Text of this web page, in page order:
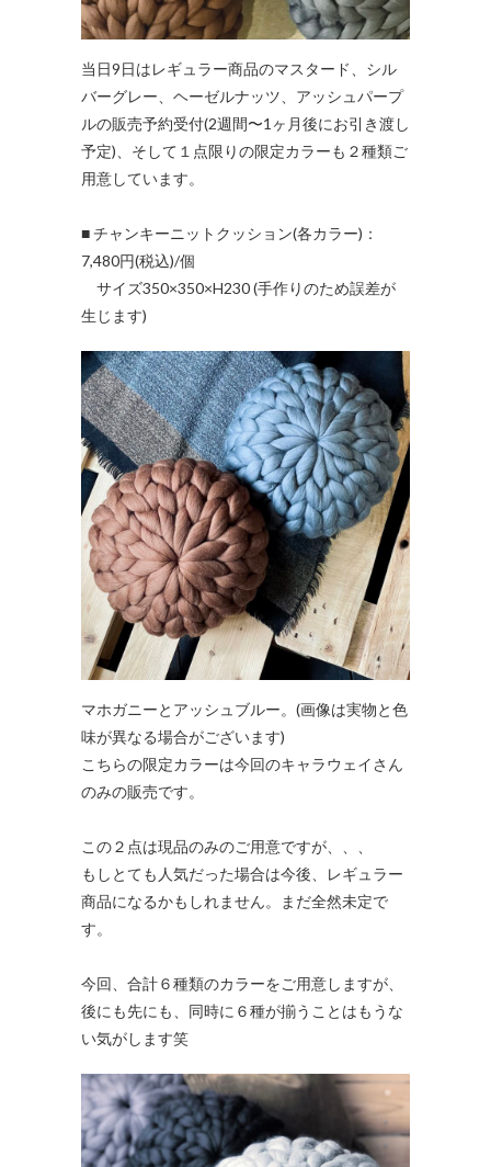
当日9日はレギュラー商品のマスタード、シル
バーグレー、ヘーゼルナッツ、アッシュパープ
ルの販売予約受付(2週間〜1ヶ月後にお引き渡し
予定)、そして１点限りの限定カラーも２種類ご
用意しています。
■ チャンキーニットクッション(各カラー)：
7,480円(税込)/個
サイズ350×350×H230 (手作りのため誤差が
生じます)
マホガニーとアッシュブルー。(画像は実物と色
味が異なる場合がございます)
こちらの限定カラーは今回のキャラウェイさん
のみの販売です。
この２点は現品のみのご用意ですが、、、
もしとても人気だった場合は今後、レギュラー
商品になるかもしれません。まだ全然未定で
す。
今回、合計６種類のカラーをご用意しますが、
後にも先にも、同時に６種が揃うことはもうな
い気がします笑